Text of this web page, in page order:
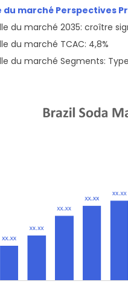
du marché Perspectives
du marché 2035: croître
du marché TCAC: 4,8%
du marché Segments: